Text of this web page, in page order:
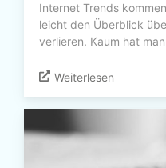
Internet Trends
leicht den Überblick
verlieren. Kaum hat
Weiterlesen